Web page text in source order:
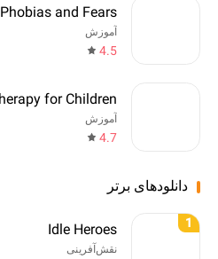
Phobias and Fears
آموزش
4.5
آموزش
4.7
دانلودهای برتر
1
Idle Heroes
نقش‌آفرینی